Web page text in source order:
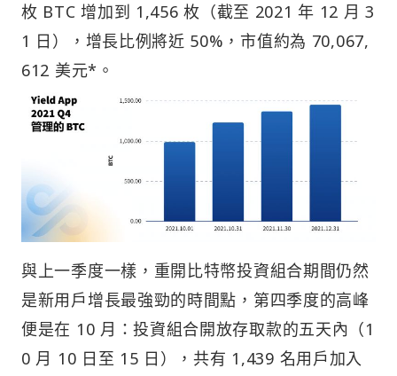
枚 BTC 增加到 1,456 枚（截至 2021 年 12 月 3
1 日），增長比例將近 50%，市值約為 70,067,
612 美元*。
與上一季度一樣，重開比特幣投資組合期間仍然
是新用戶增長最強勁的時間點，第四季度的高峰
便是在 10 月：投資組合開放存取款的五天內（1
0 月 10 日至 15 日），共有 1,439 名用戶加入